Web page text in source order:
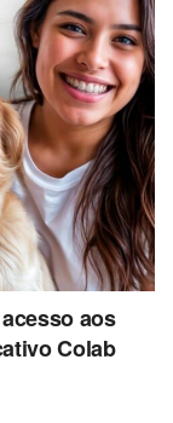
aos
Colab